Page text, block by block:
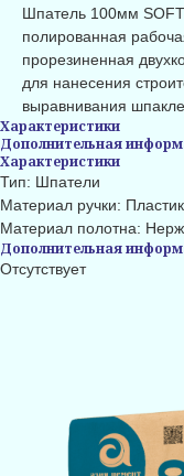
Шпатель 100мм
полированная
прорезиненная
для нанесения
выравнивания
Характеристики
Дополнительная
Характеристики
Тип: Шпатели
Материал ручки: Пластик
Материал полотна:
Дополнительная
Отсутствует